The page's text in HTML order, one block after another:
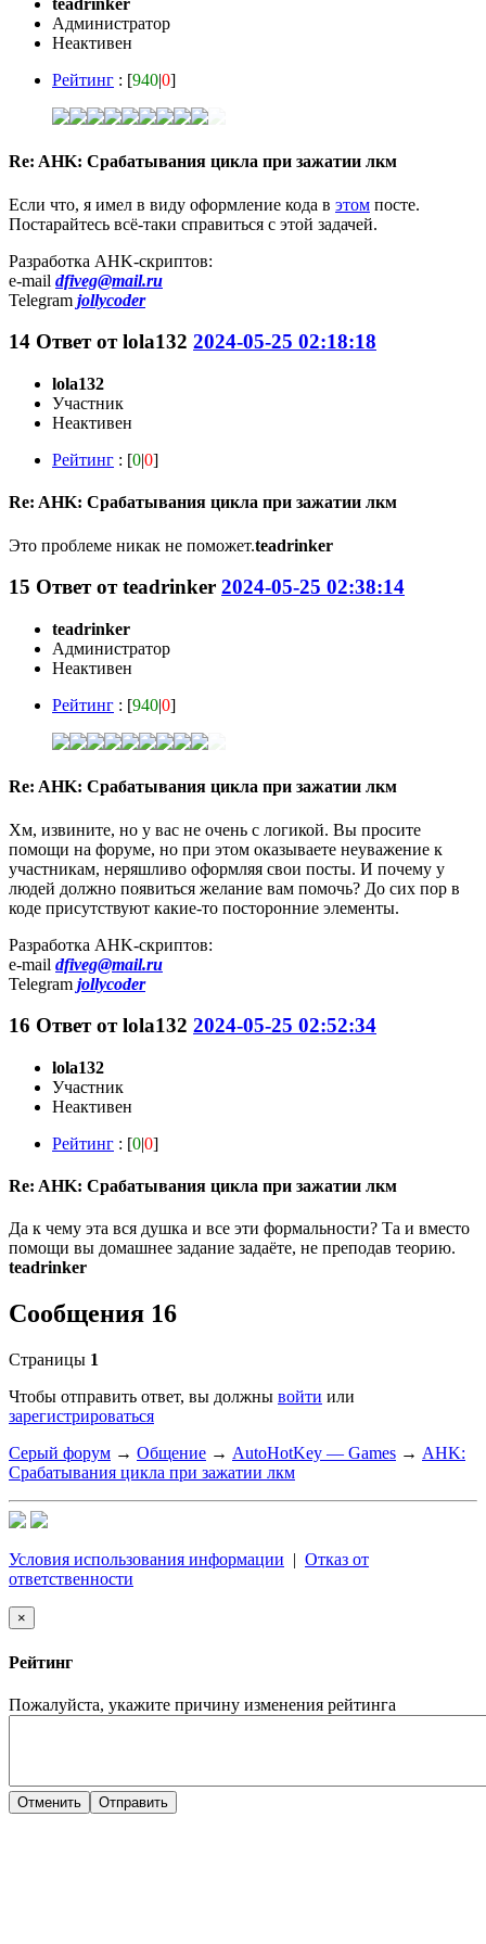
teadrinker
Администратор
Неактивен
Рейтинг : [940|0]
Re: AHK: Срабатывания цикла при зажатии лкм
Если что, я имел в виду оформление кода в этом посте.
Постарайтесь всё-таки справиться с этой задачей.
Разработка AHK-скриптов:
e-mail dfiveg@mail.ru
Telegram jollycoder
14 Ответ отlola132 2024-05-25 02:18:18
lola132
Участник
Неактивен
Рейтинг : [0|0]
Re: AHK: Срабатывания цикла при зажатии лкм
Это проблеме никак не поможет.teadrinker
15 Ответ отteadrinker 2024-05-25 02:38:14
teadrinker
Администратор
Неактивен
Рейтинг : [940|0]
Re: AHK: Срабатывания цикла при зажатии лкм
Хм, извините, но у вас не очень с логикой. Вы просите
помощи на форуме, но при этом оказываете неуважение к
участникам, неряшливо оформляя свои посты. И почему у
людей должно появиться желание вам помочь? До сих пор в
коде присутствуют какие-то посторонние элементы.
Разработка AHK-скриптов:
e-mail dfiveg@mail.ru
Telegram jollycoder
16 Ответ отlola132 2024-05-25 02:52:34
lola132
Участник
Неактивен
Рейтинг : [0|0]
Re: AHK: Срабатывания цикла при зажатии лкм
Да к чему эта вся душка и все эти формальности? Та и вместо
помощи вы домашнее задание задаёте, не преподав теорию.
teadrinker
Сообщения 16
Страницы 1
Чтобы отправить ответ, вы должны войти или
зарегистрироваться
Серый форум → Общение → AutoHotKey — Games → AHK:
Срабатывания цикла при зажатии лкм
Условия использования информации | Отказ от
ответственности
×
Рейтинг
Пожалуйста, укажите причину изменения рейтинга
Отменить Отправить